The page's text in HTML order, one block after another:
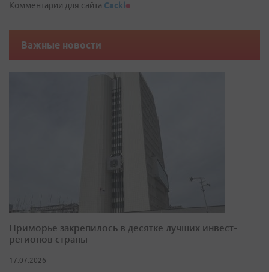
Комментарии для сайта Cackle
Важные новости
Приморье закрепилось в десятке лучших инвест-
регионов страны
17.07.2026